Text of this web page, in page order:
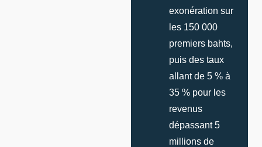
exonération sur
les 150 000
premiers bahts,
puis des taux
allant de 5 % à
35 % pour les
revenus
dépassant 5
millions de